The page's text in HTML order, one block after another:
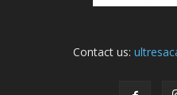
Contact us: